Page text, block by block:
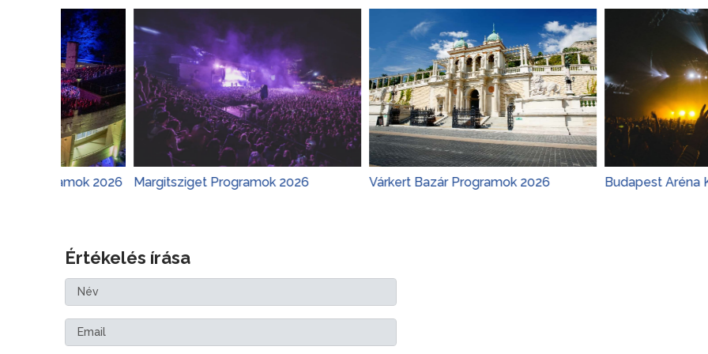
2026 Margitsziget Programok 2026 Várkert Bazár Programok 2026 Budapest Aréna
Értékelés írása